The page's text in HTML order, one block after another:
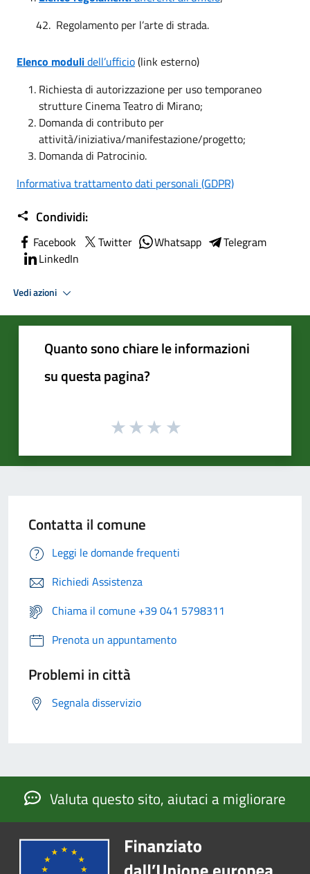
42. Regolamento per l’arte di strada.
Elenco modulidell’ufficio(link esterno)
Richiesta di autorizzazione per uso temporaneo
strutture Cinema Teatro di Mirano;
Domanda di contributo per
attività/iniziativa/manifestazione/progetto;
Domanda di Patrocinio.
Informativa trattamento dati personali (GDPR)
Condividi:
Facebook Twitter Whatsapp
Telegram
LinkedIn
Vedi azioni
Quanto sono chiare le informazioni
su questa pagina?
Contatta il comune
Leggi le domande frequenti
Richiedi Assistenza
Chiama il comune +39 041 5798311
Prenota un appuntamento
Problemi in città
Segnala disservizio
Valuta questo sito, aiutaci a migliorare